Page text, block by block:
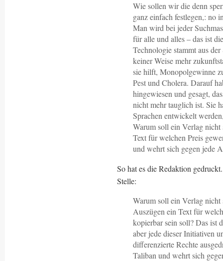
Wie sollen wir die denn
ganz einfach festlegen,: no
Man wird bei jeder
für alle und alles – das ist
Technologie stammt aus
keiner Weise mehr
sie hilft, Monopolgewinne
Pest und Cholera. Darauf
hingewiesen und gesagt,
nicht mehr tauglich ist. Sie
Sprachen entwickelt
Warum soll ein Verlag
Text für welchen Preis
und wehrt sich gegen jede
So hat es die Redaktion
Stelle:
Warum soll ein Verlag
Auszügen ein Text für
kopierbar sein soll? Das ist
aber jede dieser Initiativen
differenzierte Rechte
Taliban und wehrt sich